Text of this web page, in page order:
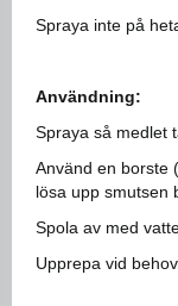
Spraya inte på
Användning:
Spraya så medlet
Använd en borste
lösa upp smutsen
Spola av med
Upprepa vid behov.